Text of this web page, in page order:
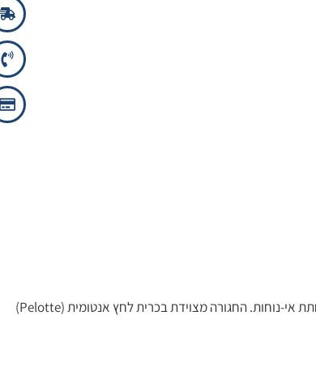
חגורת בקע מפשעתי צד אחד היא מוצר אורתופדי חד צדדי, מיועד להפעלת לחץ ממוקד באזור הבקע לתמיכה והפחתת אי-נוחות. החגורה מצוידת בכרית לחץ אנטומית (Pelotte)